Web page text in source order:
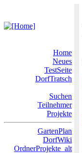
Home
Neues
TestSeite
DorfTratsch
Suchen
Teilnehmer
Projekte
GartenPlan
DorfWiki
OrdnerProjekte_alt